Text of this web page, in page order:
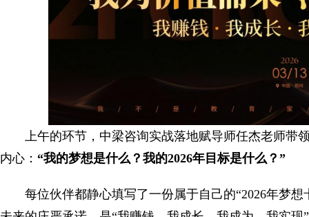
上午的环节，中梁咨询实战落地赋导师任杰老师带
内心： “我的梦想是什么？我的2026年目标是什么？”
每位伙伴都静心填写了一份属于自己的“2026年梦